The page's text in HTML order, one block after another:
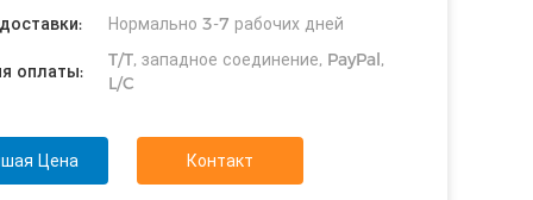
Нормально 3-7 рабочих дней
оплаты:
T/T, западное соединение, PayPal,
L/C
Цена Контакт